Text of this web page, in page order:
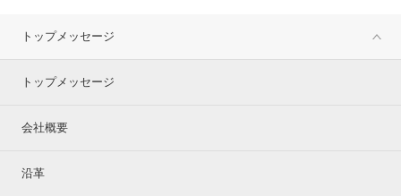
トップメッセージ
トップメッセージ
会社概要
沿革